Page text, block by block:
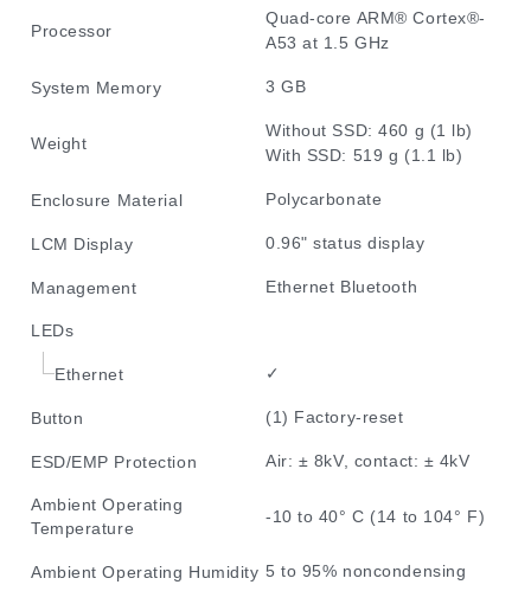
Processor
Quad-core ARM® Cortex®-
A53 at 1.5 GHz
System Memory 3 GB
Weight
Without SSD: 460 g (1 lb)
With SSD: 519 g (1.1 lb)
Enclosure Material Polycarbonate
LCM Display 0.96" status display
Management Ethernet Bluetooth
LEDs
Ethernet ✓
Button (1) Factory-reset
ESD/EMP Protection Air: ± 8kV, contact: ± 4kV
Ambient Operating
Temperature
-10 to 40° C (14 to 104° F)
Ambient Operating Humidity 5 to 95% noncondensing